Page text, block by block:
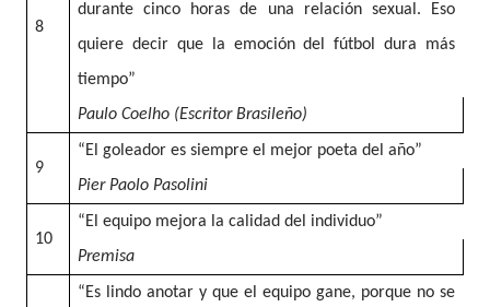
8
durante cinco horas de una relación sexual. Eso
quiere decir que la emoción del fútbol dura más
tiempo”
Paulo Coelho (Escritor Brasileño)
9
“El goleador es siempre el mejor poeta del año”
Pier Paolo Pasolini
10
“El equipo mejora la calidad del individuo”
Premisa
“Es lindo anotar y que el equipo gane, porque no se